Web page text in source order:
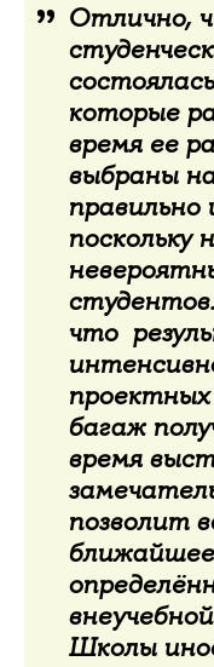
Отлично,
которые
время ее
выбраны
правильно
поскольку
что
багаж
время
позволит
Школы